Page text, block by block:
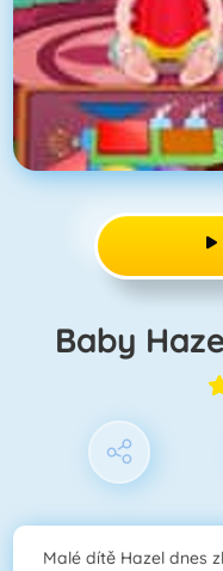
Baby
Malé dítě Hazel dnes